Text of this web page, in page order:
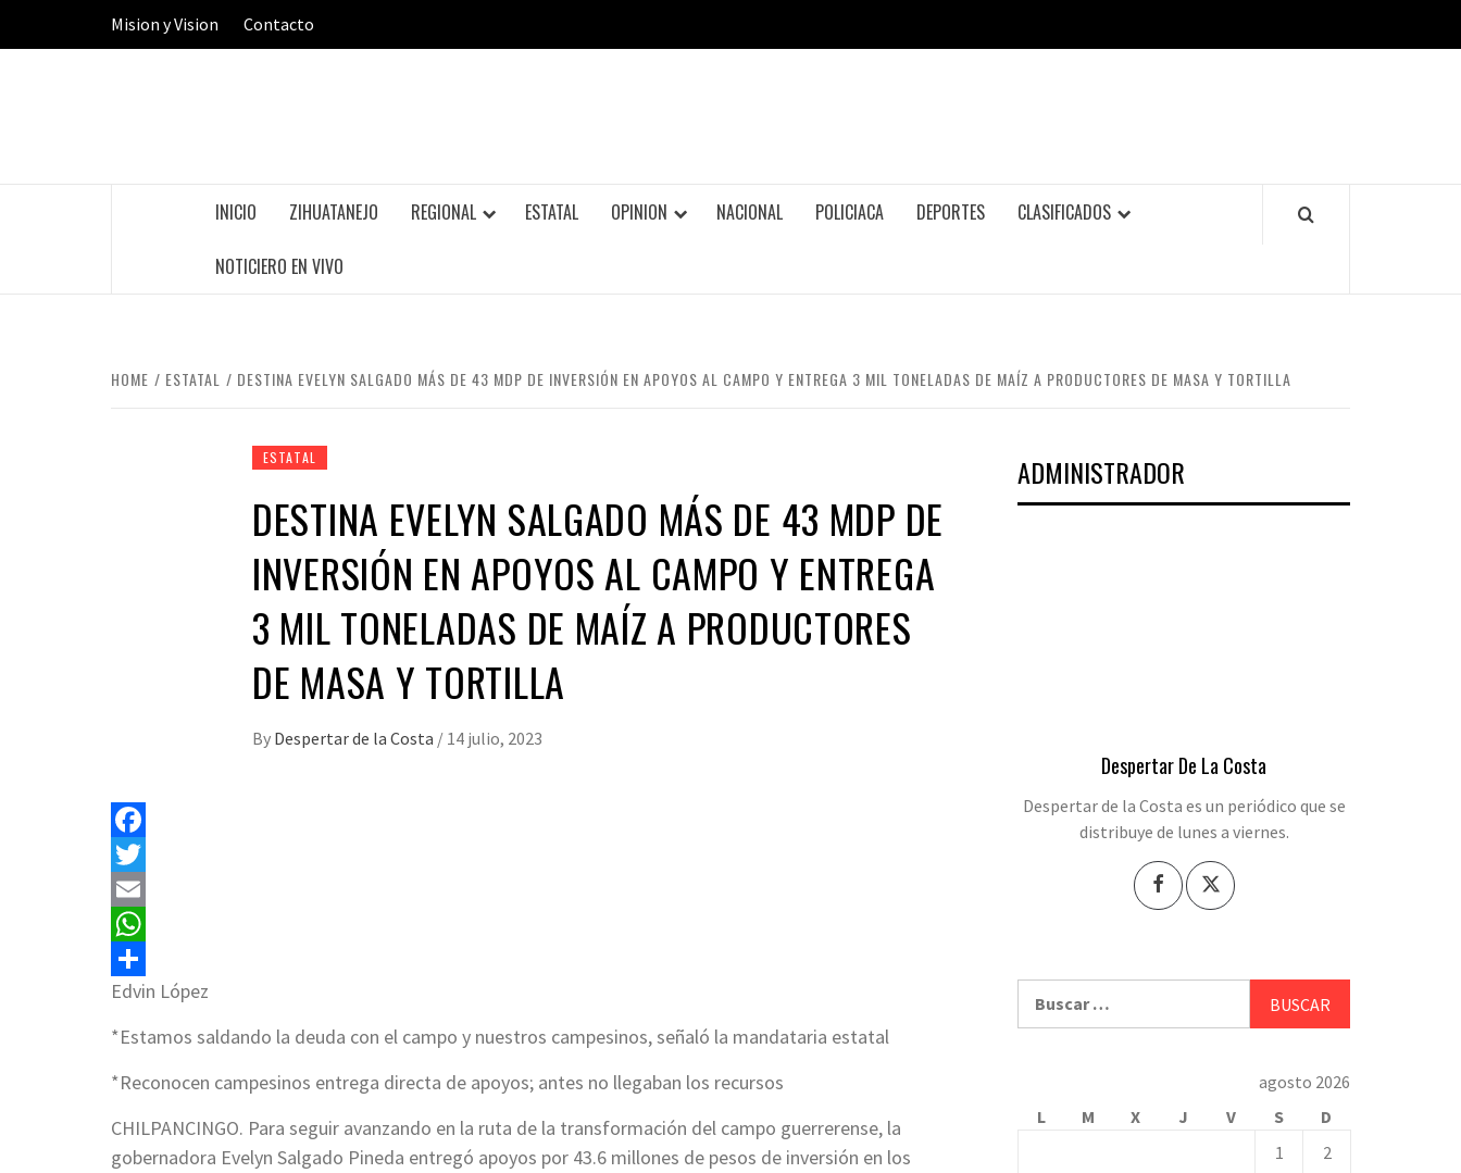
Mision y Vision Contacto
INICIO ZIHUATANEJO REGIONAL ESTATAL OPINION NACIONAL POLICIACA DEPORTES CLASIFICADOS
NOTICIERO EN VIVO
HOME ESTATAL DESTINA EVELYN SALGADO MÁS DE 43 MDP DE INVERSIÓN EN APOYOS AL CAMPO Y ENTREGA 3 MIL TONELADAS DE MAÍZ A PRODUCTORES DE MASA Y TORTILLA
ESTATAL
DESTINA EVELYN SALGADO MÁS DE 43 MDP DE
INVERSIÓN EN APOYOS AL CAMPO Y ENTREGA
3 MIL TONELADAS DE MAÍZ A PRODUCTORES
DE MASA Y TORTILLA
By Despertar de la Costa / 14 julio, 2023
Facebook
Twitter
Email
WhatsApp
Compartir
Edvin López
*Estamos saldando la deuda con el campo y nuestros campesinos, señaló la mandataria estatal
*Reconocen campesinos entrega directa de apoyos; antes no llegaban los recursos
CHILPANCINGO. Para seguir avanzando en la ruta de la transformación del campo guerrerense, la
gobernadora Evelyn Salgado Pineda entregó apoyos por 43.6 millones de pesos de inversión en los
ADMINISTRADOR
Despertar De La Costa
Despertar de la Costa es un periódico que se
distribuye de lunes a viernes.
agosto 2026
L
M X J V S
D
1
2